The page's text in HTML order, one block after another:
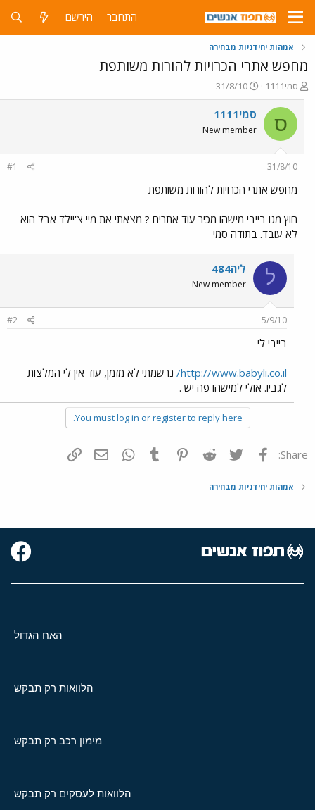
התחבר הירשם
אמהות יחידניות מבחירה
מחפש אתרי הכרויות להורות משותפת
פ
ו
ת
ח
ה
ו
ש
א
סמי1111
פ
ו
ר
ס
ם
ר
31/8/10
ס סמי1111
New member
31/8/10
#1
מחפש אתרי הכרויות להורות משותפת
חוץ מגו בייבי מישהו מכיר עוד אתרים ? מצאתי את מיי צ'יילד אבל הוא
לא עובד. בתודה סמי
ל ליה484
New member
5/9/10
#2
בייבי לי
http://www.babyli.co.il/ נרשמתי לא מזמן, עוד אין לי המלצות
לגביו. אולי למישהו פה יש .
You must log in or register to reply here.
Share: פייסבוק Twitter
Reddit
Pinterest
Tumblr
WhatsAppדואר אלקטרוני
אמהות יחידניות מבחירה
האח הגדול
הלוואות רק תבקש
מימון רכב רק תבקש
הלוואות לעסקים רק תבקש